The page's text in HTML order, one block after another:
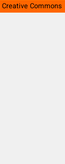
Creative Commons